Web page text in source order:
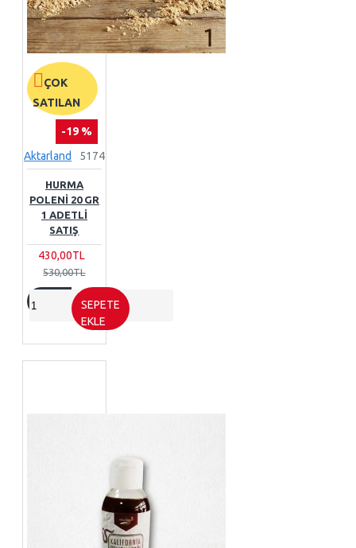
ÇOK
SATILAN
-19 %
Aktarland
5174
HURMA
POLENI 20 GR
1 ADETLI
SATIŞ
430,00TL
530,00TL
SEPETE
EKLE